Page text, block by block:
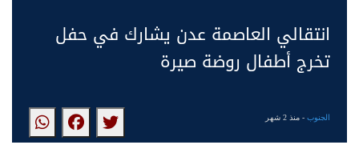
انتقالي العاصمة عدن يشارك في حفل
تخرج أطفال روضة صيرة
الجنوب- منذ 2 شهر